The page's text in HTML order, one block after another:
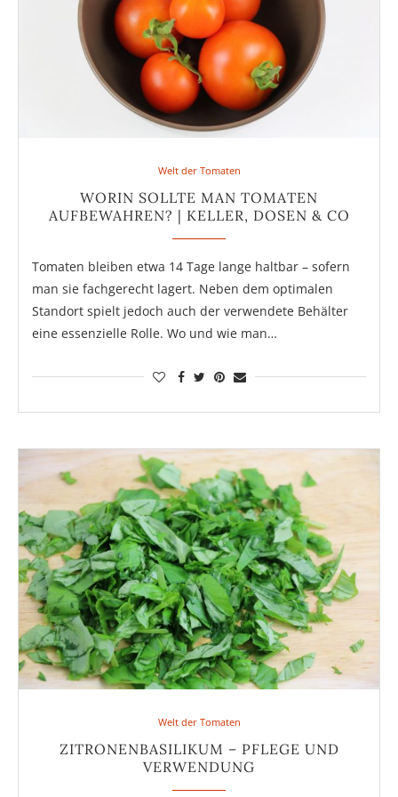
Welt der Tomaten
WORIN SOLLTE MAN TOMATEN
AUFBEWAHREN? | KELLER, DOSEN & CO
Tomaten bleiben etwa 14 Tage lange haltbar – sofern
man sie fachgerecht lagert. Neben dem optimalen
Standort spielt jedoch auch der verwendete Behälter
eine essenzielle Rolle. Wo und wie man…
Welt der Tomaten
ZITRONENBASILIKUM – PFLEGE UND
VERWENDUNG